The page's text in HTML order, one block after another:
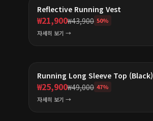
Reflective Running Vest
₩21,900₩43,900 50%
자세히 보기 →
BEST
Running Long Sleeve Top (Black)
₩25,900₩49,000 47%
자세히 보기 →